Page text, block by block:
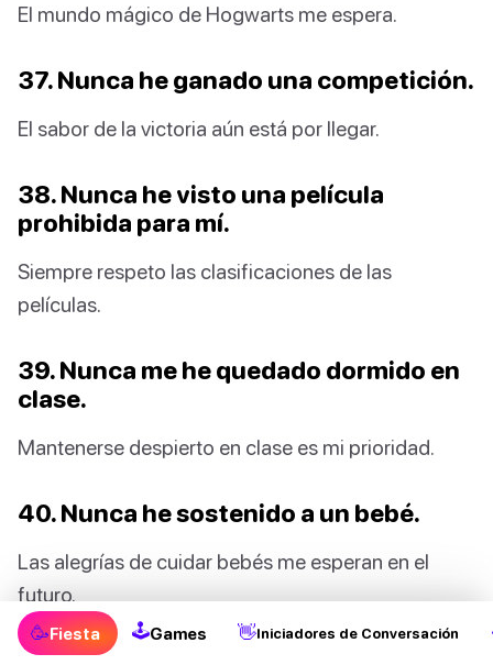
El mundo mágico de Hogwarts me espera.
37. Nunca he ganado una competición.
El sabor de la victoria aún está por llegar.
38. Nunca he visto una película
prohibida para mí.
Siempre respeto las clasificaciones de las
películas.
39. Nunca me he quedado dormido en
clase.
Mantenerse despierto en clase es mi prioridad.
40. Nunca he sostenido a un bebé.
Las alegrías de cuidar bebés me esperan en el
futuro.
🥳Fiesta 🕹Games 👋Iniciadores de Conversación